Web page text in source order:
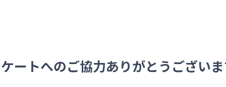
ートへのご協力ありがとうござい